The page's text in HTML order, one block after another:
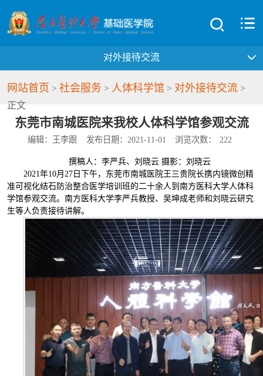
对外接待交流
网站首页 > 社会服务 > 人体科学馆 > 对外接待交流>
正文
东莞市南城医院来我校人体科学馆参观交流
编辑：王李跟 发布日期：2021-11-01 浏览次数： 222
撰稿人：李严兵、刘晓云 摄影：刘晓云
2021年10月27日下午，东莞市南城医院王三贵院长携内镜微创精
准可视化结石防治整合医学培训班的二十余人到南方医科大学人体科
学馆参观交流。南方医科大学李严兵教授、吴坤成老师和刘晓云研究
生等人负责接待讲解。